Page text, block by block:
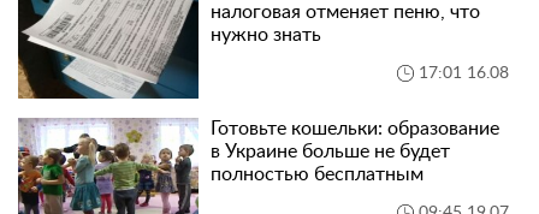
налоговая отменяет пеню, что
нужно знать
17:01 16.08
Готовьте кошельки: образование
в Украине больше не будет
полностью бесплатным